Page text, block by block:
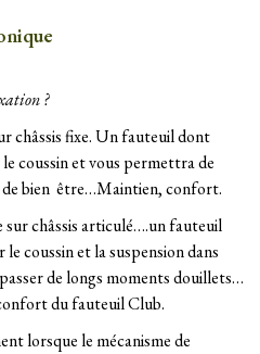
?
châssis fixe. Un fauteuil dont
coussin et vous permettra de
de bien être…Maintien, confort.
sur châssis articulé….un fauteuil
coussin et la suspension dans
de longs moments douillets…
du fauteuil Club.
lorsque le mécanisme de